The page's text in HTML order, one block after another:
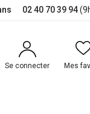
02 40 70 39 94
Se connecter Mes